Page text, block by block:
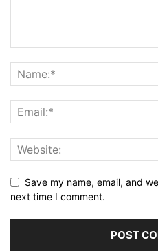
Save my name, email, and
next time I comment.